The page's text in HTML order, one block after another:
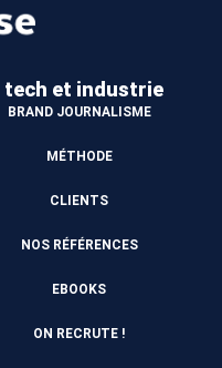
tech et industrie
BRAND JOURNALISME
MÉTHODE
CLIENTS
NOS RÉFÉRENCES
EBOOKS
ON RECRUTE !